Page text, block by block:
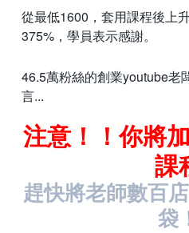
從最低1600，套用課程後上
375%，學員表示感謝。
46.5萬粉絲的創業youtube老
言...
注意！！你將
課
趕快將老師數百
袋